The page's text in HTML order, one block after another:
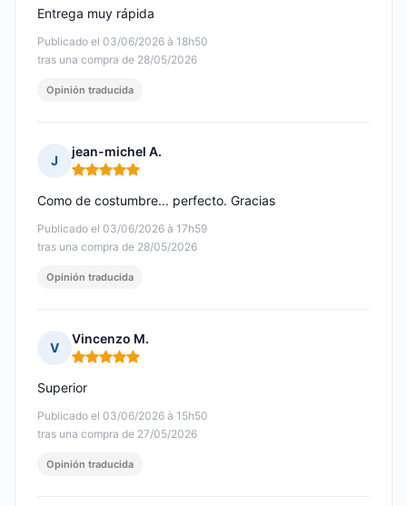
Publicado el 03/06/2026 à 18h50
tras una compra de 28/05/2026
Entrega muy rápida
Opinión traducida
J
jean-michel A.
Nota: 5 de 5
Publicado el 03/06/2026 à 17h59
tras una compra de 28/05/2026
Como de costumbre... perfecto. Gracias
Opinión traducida
V
Vincenzo M.
Nota: 5 de 5
Publicado el 03/06/2026 à 15h50
tras una compra de 27/05/2026
Superior
Opinión traducida